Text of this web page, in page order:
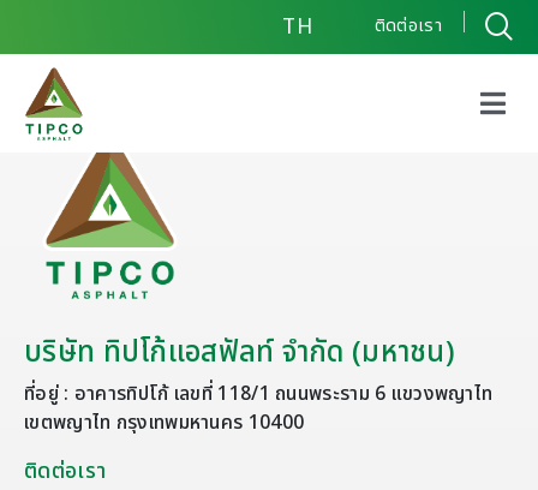
TH ติดต่อเรา
บริษัท ทิปโก้แอสฟัลท์ จำกัด (มหาชน)
ที่อยู่ : อาคารทิปโก้ เลขที่ 118/1 ถนนพระราม 6 แขวงพญาไท
เขตพญาไท กรุงเทพมหานคร 10400
ติดต่อเรา